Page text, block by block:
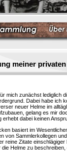
meiner
mich zunächst lediglich
Dabei habe ich
neuer Helme im
gelang es mir
dabei keinen
basiert im
von Sammlerkollegen
reine Zitate
Helme zu